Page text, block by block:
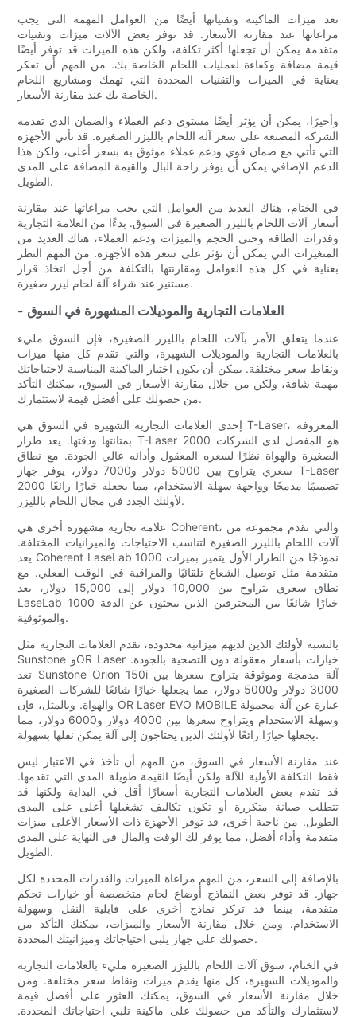
تعد ميزات الماكينة وتقنياتها أيضًا من العوامل المهمة التي يجب
مراعاتها عند مقارنة الأسعار. قد توفر بعض الآلات ميزات وتقنيات
متقدمة يمكن أن تجعلها أكثر تكلفة، ولكن هذه الميزات قد توفر أيضًا
قيمة مضافة وكفاءة لعمليات اللحام الخاصة بك. من المهم أن تفكر
بعناية في الميزات والتقنيات المحددة التي تهمك ومشاريع اللحام
الخاصة بك عند مقارنة الأسعار.
وأخيرًا، يمكن أن يؤثر أيضًا مستوى دعم العملاء والضمان الذي تقدمه
الشركة المصنعة على سعر آلة اللحام بالليزر الصغيرة. قد تأتي الأجهزة
التي تأتي مع ضمان قوي ودعم عملاء موثوق به بسعر أعلى، ولكن هذا
الدعم الإضافي يمكن أن يوفر راحة البال والقيمة المضافة على المدى
الطويل.
في الختام، هناك العديد من العوامل التي يجب مراعاتها عند مقارنة
أسعار آلات اللحام بالليزر الصغيرة في السوق. بدءًا من العلامة التجارية
وقدرات الطاقة وحتى الحجم والميزات ودعم العملاء، هناك العديد من
المتغيرات التي يمكن أن تؤثر على سعر هذه الأجهزة. من المهم النظر
بعناية في كل هذه العوامل ومقارنتها بالتكلفة من أجل اتخاذ قرار
مستنير عند شراء آلة لحام ليزر صغيرة.
- العلامات التجارية والموديلات المشهورة في السوق
عندما يتعلق الأمر بآلات اللحام بالليزر الصغيرة، فإن السوق مليء
بالعلامات التجارية والموديلات الشهيرة، والتي تقدم كل منها ميزات
ونقاط سعر مختلفة. يمكن أن يكون اختيار الماكينة المناسبة لاحتياجاتك
مهمة شاقة، ولكن من خلال مقارنة الأسعار في السوق، يمكنك التأكد
من حصولك على أفضل قيمة لاستثمارك.
إحدى العلامات التجارية الشهيرة في السوق هي T-Laser، المعروفة
بمتانتها ودقتها. يعد طراز T-Laser 2000 هو المفضل لدى الشركات
الصغيرة والهواة نظرًا لسعره المعقول وأدائه عالي الجودة. مع نطاق
سعري يتراوح بين 5000 دولار و7000 دولار، يوفر جهاز T-Laser
2000 تصميمًا مدمجًا وواجهة سهلة الاستخدام، مما يجعله خيارًا رائعًا
لأولئك الجدد في مجال اللحام بالليزر.
علامة تجارية مشهورة أخرى هي Coherent، والتي تقدم مجموعة من
آلات اللحام بالليزر الصغيرة لتناسب الاحتياجات والميزانيات المختلفة.
يعد Coherent LaseLab 1000 نموذجًا من الطراز الأول يتميز بميزات
متقدمة مثل توصيل الشعاع تلقائيًا والمراقبة في الوقت الفعلي. مع
نطاق سعري يتراوح بين 10,000 دولار إلى 15,000 دولار، يعد
LaseLab 1000 خيارًا شائعًا بين المحترفين الذين يبحثون عن الدقة
والموثوقية.
بالنسبة لأولئك الذين لديهم ميزانية محدودة، تقدم العلامات التجارية مثل
Sunstone وOR Laser خيارات بأسعار معقولة دون التضحية بالجودة.
تعد Sunstone Orion 150i آلة مدمجة وموثوقة يتراوح سعرها بين
3000 دولار و5000 دولار، مما يجعلها خيارًا شائعًا للشركات الصغيرة
والهواة. وبالمثل، فإن OR Laser EVO MOBILE عبارة عن آلة محمولة
وسهلة الاستخدام ويتراوح سعرها بين 4000 دولار و6000 دولار، مما
يجعلها خيارًا رائعًا لأولئك الذين يحتاجون إلى آلة يمكن نقلها بسهولة.
عند مقارنة الأسعار في السوق، من المهم أن تأخذ في الاعتبار ليس
فقط التكلفة الأولية للآلة ولكن أيضًا القيمة طويلة المدى التي تقدمها.
قد تقدم بعض العلامات التجارية أسعارًا أقل في البداية ولكنها قد
تتطلب صيانة متكررة أو تكون تكاليف تشغيلها أعلى على المدى
الطويل. من ناحية أخرى، قد توفر الأجهزة ذات الأسعار الأعلى ميزات
متقدمة وأداء أفضل، مما يوفر لك الوقت والمال في النهاية على المدى
الطويل.
بالإضافة إلى السعر، من المهم مراعاة الميزات والقدرات المحددة لكل
جهاز. قد توفر بعض النماذج أوضاع لحام متخصصة أو خيارات تحكم
متقدمة، بينما قد تركز نماذج أخرى على قابلية النقل وسهولة
الاستخدام. ومن خلال مقارنة الأسعار والميزات، يمكنك التأكد من
حصولك على جهاز يلبي احتياجاتك وميزانيتك المحددة.
في الختام، سوق آلات اللحام بالليزر الصغيرة مليء بالعلامات التجارية
والموديلات الشهيرة، كل منها يقدم ميزات ونقاط سعر مختلفة. ومن
خلال مقارنة الأسعار في السوق، يمكنك العثور على أفضل قيمة
لاستثمارك والتأكد من حصولك على ماكينة تلبي احتياجاتك المحددة.